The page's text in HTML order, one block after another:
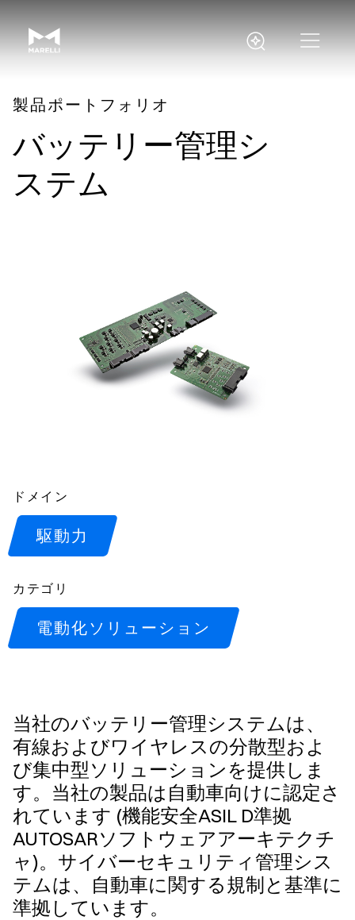
製品ポートフォリオ
バッテリー管理シ
ステム
ドメイン
駆動力
カテゴリ
電動化ソリューション
当社のバッテリー管理システムは、
有線およびワイヤレスの分散型およ
び集中型ソリューションを提供しま
す。当社の製品は自動車向けに認定さ
れています (機能安全ASIL D準拠
AUTOSARソフトウェアアーキテクチ
ャ)。サイバーセキュリティ管理シス
テムは、自動車に関する規制と基準に
準拠しています。